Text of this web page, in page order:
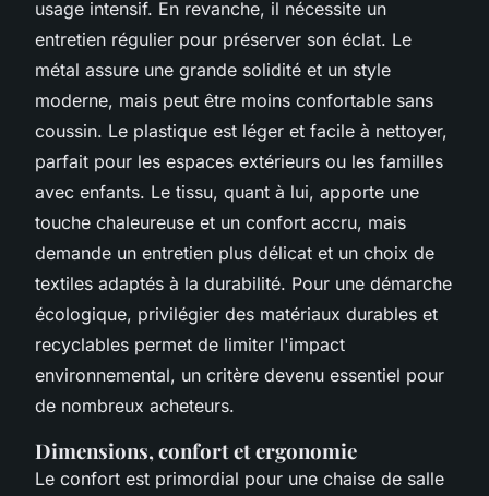
usage intensif. En revanche, il nécessite un
entretien régulier pour préserver son éclat. Le
métal assure une grande solidité et un style
moderne, mais peut être moins confortable sans
coussin. Le plastique est léger et facile à nettoyer,
parfait pour les espaces extérieurs ou les familles
avec enfants. Le tissu, quant à lui, apporte une
touche chaleureuse et un confort accru, mais
demande un entretien plus délicat et un choix de
textiles adaptés à la durabilité. Pour une démarche
écologique, privilégier des matériaux durables et
recyclables permet de limiter l'impact
environnemental, un critère devenu essentiel pour
de nombreux acheteurs.
Dimensions, confort et ergonomie
Le confort est primordial pour une chaise de salle